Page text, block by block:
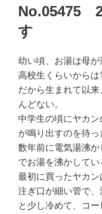
稿
日:
No.05475
す
幼い頃、お湯は母が
高校生くらいからは
だから生まれて以
んどない。
中学生の頃にヤカ
が鳴り出すのを待っ
数年前に電気湯沸
でお湯を沸かしてい
最初に買ったヤカン
注ぎ口が細い管で、
と少し冷めて、コ